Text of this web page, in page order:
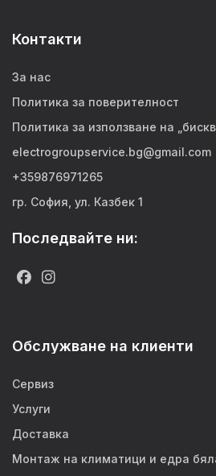
Контакти
За нас
Политика за поверителност
Политика за използване на
electrogroupservice.bg@gmail.com
+359876971265
гр. София, ул. Казбек 1
Последвайте ни:
Обслужване на клиенти
Сервиз
Услуги
Доставка
Монтаж на климатици и едра